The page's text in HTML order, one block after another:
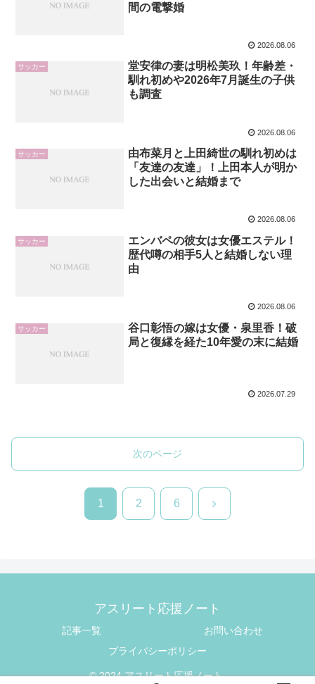
間の電撃婚
2026.08.06
サッカー
堂安律の妻は明松美玖！年齢差・
馴れ初めや2026年7月誕生の子供
も調査
2026.08.06
サッカー
由布菜月と上田綺世の馴れ初めは
「友達の友達」！上田本人が明か
した出会いと結婚まで
2026.08.06
サッカー
エンバペの彼女は女優エステル！
歴代噂の相手5人と結婚しない理
由
2026.08.06
サッカー
谷口彰悟の嫁は女優・泉里香！破
局と復縁を経た10年愛の末に結婚
2026.07.29
次のページ
1 2 6 次
アスリート応援ノート
記事一覧
お問い合わせ
プライバシーポリシー
© 2024 アスリート応援ノート.